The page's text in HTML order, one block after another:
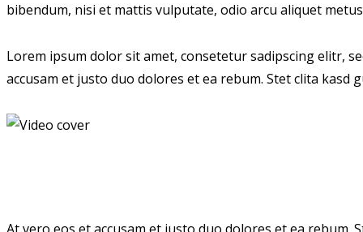
bibendum, nisi et mattis vulputate, odio arcu aliquet
Lorem ipsum dolor sit amet, consetetur sadipscing elitr,
accusam et justo duo dolores et ea rebum. Stet clita